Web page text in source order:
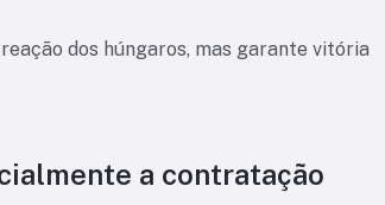
dos húngaros, mas garante vitória
a contratação